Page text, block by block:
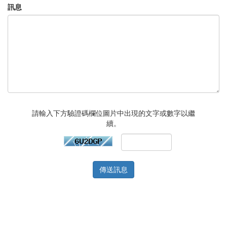
訊息
請輸入下方驗證碼欄位圖片中出現的文字或數字以繼
續。
傳送訊息